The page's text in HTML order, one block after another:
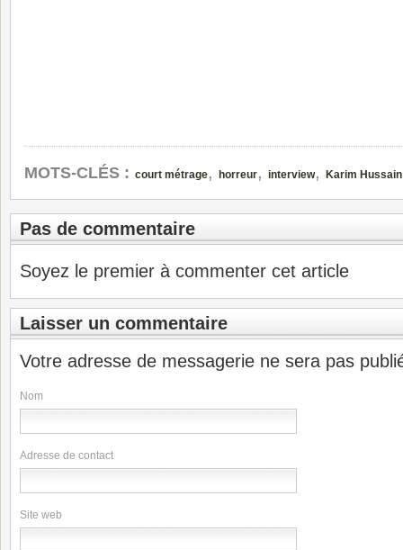
MOTS-CLÉS : court métrage, horreur, interview, Karim Hussain
Pas de commentaire
Soyez le premier à commenter cet article
Laisser un commentaire
Votre adresse de messagerie ne sera pas
Nom
Adresse de contact
Site web